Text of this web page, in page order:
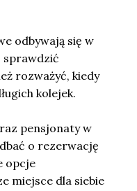
odbywają się w
sprawdzić
rozważyć, kiedy
kolejek.
pensjonaty w
o rezerwację
opcje
miejsce dla siebie